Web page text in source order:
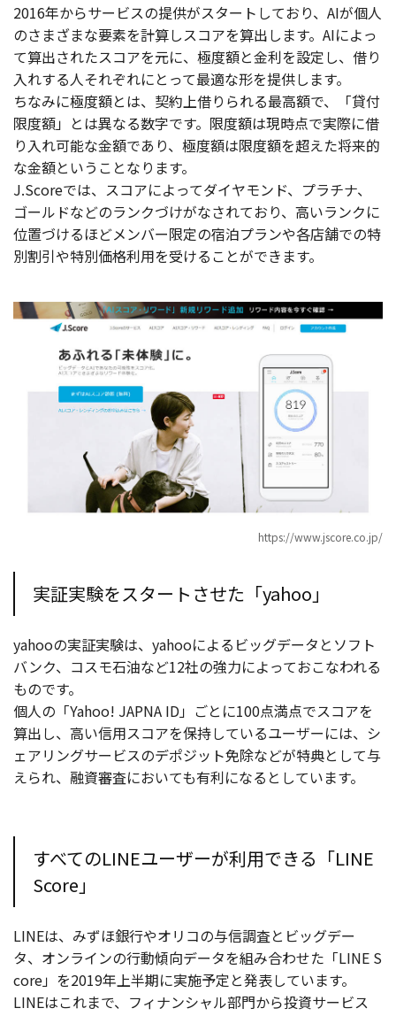
2016年からサービスの提供がスタートしており、AIが個人
のさまざまな要素を計算しスコアを算出します。AIによっ
て算出されたスコアを元に、極度額と金利を設定し、借り
入れする人それぞれにとって最適な形を提供します。
ちなみに極度額とは、契約上借りられる最高額で、「貸付
限度額」とは異なる数字です。限度額は現時点で実際に借
り入れ可能な金額であり、極度額は限度額を超えた将来的
な金額ということなります。
J.Scoreでは、スコアによってダイヤモンド、プラチナ、
ゴールドなどのランクづけがなされており、高いランクに
位置づけるほどメンバー限定の宿泊プランや各店舗での特
別割引や特別価格利用を受けることができます。
https://www.jscore.co.jp/
実証実験をスタートさせた「yahoo」
yahooの実証実験は、yahooによるビッグデータとソフト
バンク、コスモ石油など12社の強力によっておこなわれる
ものです。
個人の「Yahoo! JAPNA ID」ごとに100点満点でスコアを
算出し、高い信用スコアを保持しているユーザーには、シ
ェアリングサービスのデポジット免除などが特典として与
えられ、融資審査においても有利になるとしています。
すべてのLINEユーザーが利用できる「LINE
Score」
LINEは、みずほ銀行やオリコの与信調査とビッグデー
タ、オンラインの行動傾向データを組み合わせた「LINE S
core」を2019年上半期に実施予定と発表しています。
LINEはこれまで、フィナンシャル部門から投資サービス